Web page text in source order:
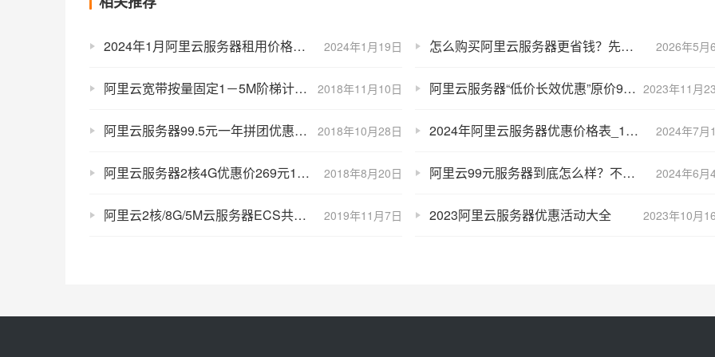
2024年1月19日
2024年1月阿里云服务器租用价格表，61元一年起 2026年5月
怎么购买阿里云服务器更省钱？先领券再下单，在特惠活动购买更划算！
2018年11月10日
阿里云宽带按量固定1－5M阶梯计费各个地域节点价格表汇总大全 2023年11月
阿里云服务器“低价长效优惠”原价99元续费说明
2018年10月28日
阿里云服务器99.5元一年拼团优惠加团领红包最高1111元 2024年7月
2024年阿里云服务器优惠价格表_1年和一个月报价_7月最新
2018年8月20日
阿里云服务器2核4G优惠价269元1年、499元2年、699元3年 2024年6月
阿里云99元服务器到底怎么样？不吹不擂，最中肯评价
2019年11月7日
阿里云2核/8G/5M云服务器ECS共享通用型mn4实例补货通知 2023年10月
2023阿里云服务器优惠活动大全